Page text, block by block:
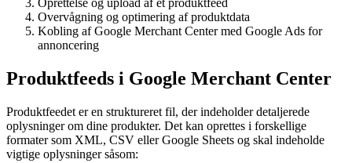
Oprettelse og upload af et produktfeed
Overvågning og optimering af produktdata
Kobling af Google Merchant Center med Google Ads for
annoncering
Produktfeeds i Google Merchant Center
Produktfeedet er en struktureret fil, der indeholder detaljerede
oplysninger om dine produkter. Det kan oprettes i forskellige
formater som XML, CSV eller Google Sheets og skal indeholde
vigtige oplysninger såsom: